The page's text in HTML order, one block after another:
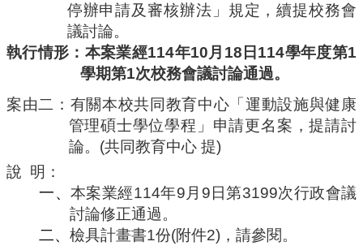
停辦申請及審核辦法」規定，續提校務會
議討論。
執行情形：本案業經114年10月 18 日 114學年度第1
學期第1次校務會議討論通過。
案由二：有關本校共同教育中心「運動設施與健康
管理碩士學位學程」申請更名案 ，提請討
論。 (共同教育中心 提)
說 明：
一、 本案業經114年9 月 9日第3199次行政會議
討論修正通過。
二、檢具計畫書1份(附件2) ，請參閱。